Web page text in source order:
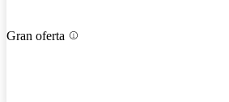
Gran oferta